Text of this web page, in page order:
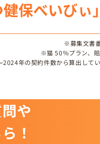
※募集文書
※猫 50％プラン、賠
年の契約件数から算出して
や
！